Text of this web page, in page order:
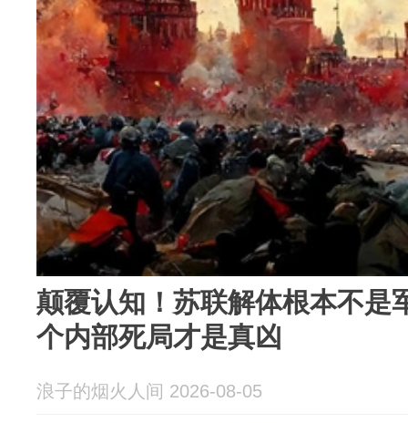
颠覆认知！苏联解体根本不是
个内部死局才是真凶
浪子的烟火人间 2026-08-05